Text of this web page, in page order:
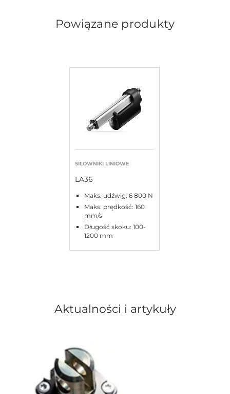
Powiązane produkty
SIŁOWNIKI LINIOWE
LA36
Maks. udźwig: 6 800 N
Maks. prędkość: 160
mm/s
Długość skoku: 100-
1200 mm
Aktualności i artykuły